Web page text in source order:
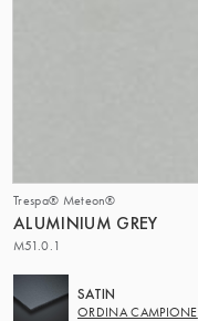
Trespa® Meteon®
ALUMINIUM GREY
M51.0.1
SATIN
ORDINA CAMPIONE